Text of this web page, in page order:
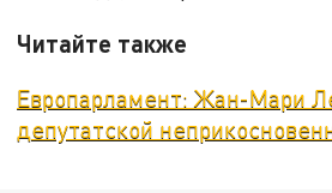
Читайте также
Европарламент: Жан-Мари
депутатской